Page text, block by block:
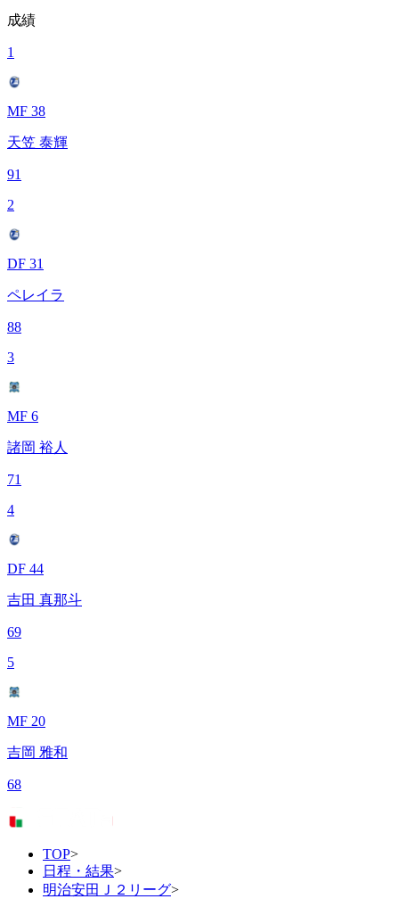
成績
1
MF 38
天笠 泰輝
91
2
DF 31
ペレイラ
88
3
MF 6
諸岡 裕人
71
4
DF 44
吉田 真那斗
69
5
MF 20
吉岡 雅和
68
TOP>
日程・結果>
明治安田Ｊ２リーグ>